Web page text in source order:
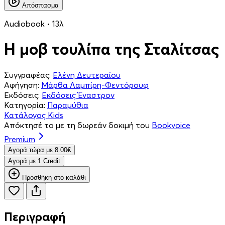
Απόσπασμα
Audiobook • 13λ
Η μοβ τουλίπα της Σταλίτσας
Συγγραφέας: Ελένη Δευτεραίου
Αφήγηση: Μάρθα Λαμπίρη-Φεντόρουφ
Εκδόσεις: Εκδόσεις Έναστρον
Κατηγορία: Παραμύθια
Κατάλογος Kids
Απόκτησέ το με τη δωρεάν δοκιμή του Bookvoice
Premium
Aγορά τώρα με 8.00€
Aγορά με 1 Credit
Προσθήκη στο καλάθι
Περιγραφή